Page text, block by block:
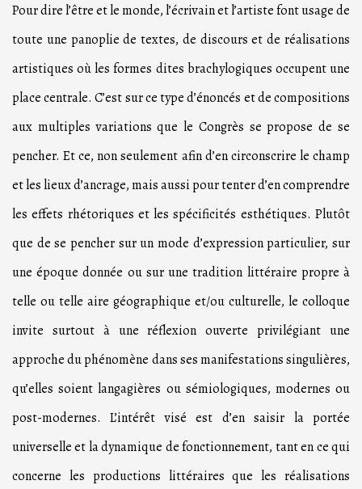
Pour dire l’être et le monde, l’écrivain et l’artiste font usage de
toute une panoplie de textes, de discours et de réalisations
artistiques où les formes dites brachylogiques occupent une
place centrale. C’est sur ce type d’énoncés et de compositions
aux multiples variations que le Congrès se propose de se
pencher. Et ce, non seulement afin d’en circonscrire le champ
et les lieux d’ancrage, mais aussi pour tenter d’en comprendre
les effets rhétoriques et les spécificités esthétiques. Plutôt
que de se pencher sur un mode d’expression particulier, sur
une époque donnée ou sur une tradition littéraire propre à
telle ou telle aire géographique et/ou culturelle, le colloque
invite surtout à une réflexion ouverte privilégiant une
approche du phénomène dans ses manifestations singulières,
qu’elles soient langagières ou sémiologiques, modernes ou
post-modernes. L’intérêt visé est d’en saisir la portée
universelle et la dynamique de fonctionnement, tant en ce qui
concerne les productions littéraires que les réalisations